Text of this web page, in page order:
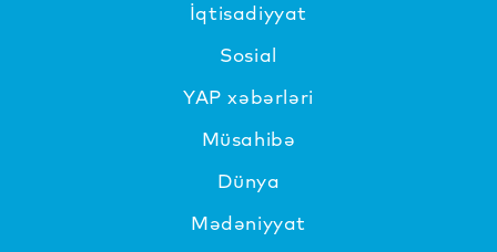
İqtisadiyyat
Sosial
YAP xəbərləri
Müsahibə
Dünya
Mədəniyyat